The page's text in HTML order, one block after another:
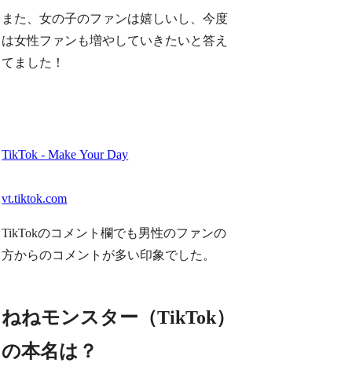
また、女の子のファンは嬉しいし、今度
は女性ファンも増やしていきたいと答え
てました！
TikTok - Make Your Day
vt.tiktok.com
TikTokのコメント欄でも男性のファンの
方からのコメントが多い印象でした。
ねねモンスター（TikTok）
の本名は？